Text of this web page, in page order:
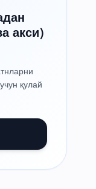
акси)
қулай